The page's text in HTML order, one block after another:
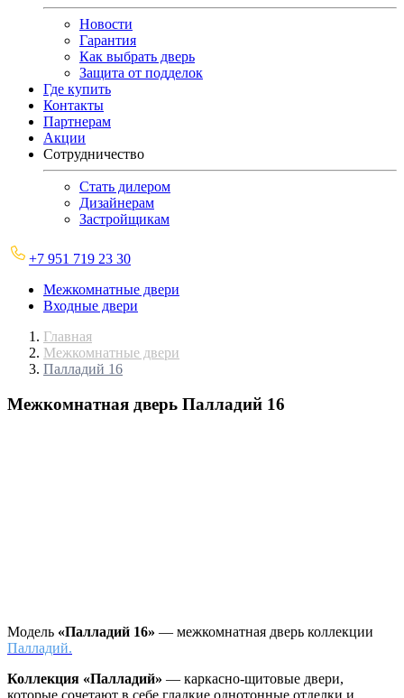
Новости
Гарантия
Как выбрать дверь
Защита от подделок
Где купить
Контакты
Партнерам
Акции
Сотрудничество
Стать дилером
Дизайнерам
Застройщикам
+7 951 719 23 30
Межкомнатные двери
Входные двери
Главная
Межкомнатные двери
Палладий 16
Межкомнатная дверь Палладий 16
Модель «Палладий 16» — межкомнатная дверь коллекции
Палладий.
Коллекция «Палладий» — каркасно-щитовые двери,